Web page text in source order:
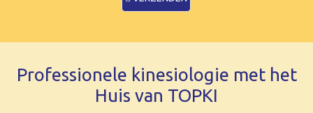
Professionele kinesiologie met het
Huis van TOPKI